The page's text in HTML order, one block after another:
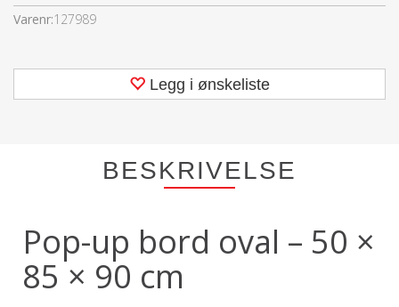
Varenr:127989
Legg i ønskeliste
BESKRIVELSE
Pop-up bord oval – 50 ×
85 × 90 cm